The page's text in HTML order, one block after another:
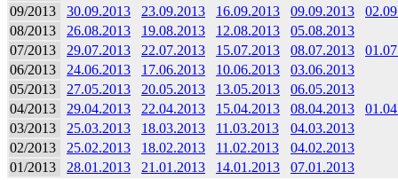
09/2013
30.09.2013 23.09.2013 16.09.2013 09.09.2013
08/2013
26.08.2013 19.08.2013 12.08.2013
05.08.2013
07/2013
29.07.2013 22.07.2013 15.07.2013 08.07.2013
06/2013
24.06.2013 17.06.2013 10.06.2013
03.06.2013
05/2013
27.05.2013 20.05.2013 13.05.2013
06.05.2013
04/2013
29.04.2013 22.04.2013 15.04.2013 08.04.2013
03/2013
25.03.2013 18.03.2013 11.03.2013
04.03.2013
02/2013
25.02.2013 18.02.2013 11.02.2013
04.02.2013
01/2013
28.01.2013 21.01.2013 14.01.2013 07.01.2013